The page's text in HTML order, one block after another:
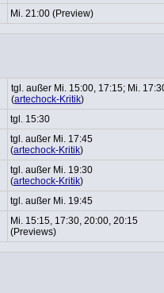
Mi. 21:00 (Preview)
tgl. außer Mi. 15:00, 17:15; Mi.
(artechock-Kritik)
tgl. 15:30
tgl. außer Mi. 17:45
(artechock-Kritik)
tgl. außer Mi. 19:30
(artechock-Kritik)
tgl. außer Mi. 19:45
Mi. 15:15, 17:30, 20:00, 20:15
(Previews)